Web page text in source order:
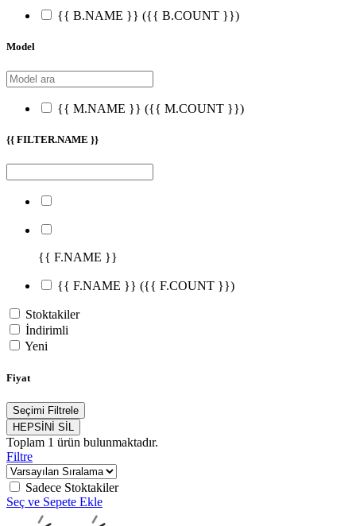
{{ B.NAME }} ({{ B.COUNT }})
Model
{{ M.NAME }} ({{ M.COUNT }})
{{ FILTER.NAME }}
{{ F.NAME }}
{{ F.NAME }} ({{ F.COUNT }})
Stoktakiler
İndirimli
Yeni
Fiyat
Seçimi Filtrele
HEPSİNİ SİL
Toplam 1 ürün bulunmaktadır.
Filtre
Sadece Stoktakiler
Seç ve Sepete Ekle